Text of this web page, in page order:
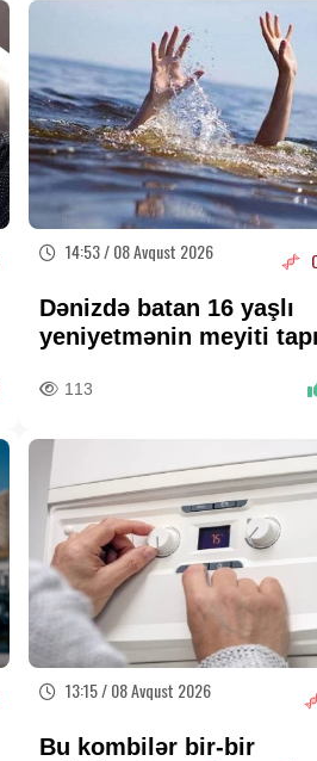
14:53 / 08 Avqust 2026
Dənizdə batan 16 yaşlı
yeniyetmənin meyiti
113
13:15 / 08 Avqust 2026
Bu kombilər bir-bir